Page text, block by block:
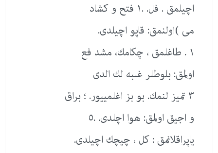
اچیلمق . فل. .١ فتح و كشاد
می )اولنمق: قاپو اچیلدی.
١ . طاغلمق ، چكامك، مشد فع
اولمق: بلوطلر غلبه لك الدی
٣ تمیز لنمك. بو بز اغلمییور. ؛ براق
و اجیق اولمق: هوا اچلدی. .٥
یاپراقلانمق : كل ، چیچك اچیلدی.